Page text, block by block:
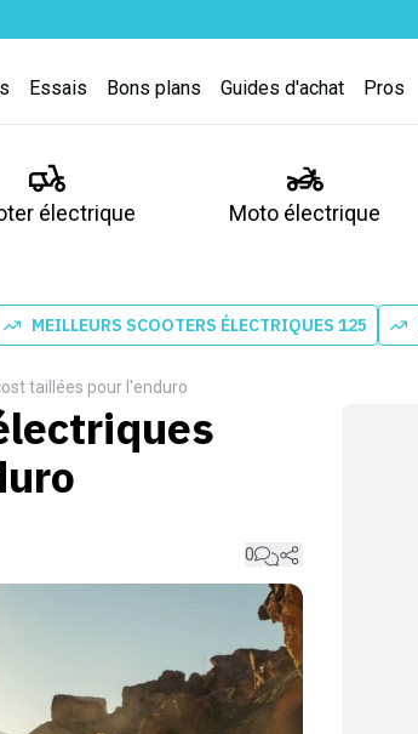
Essais Bons plans Guides d'achat Pros
électrique Moto électrique
MEILLEURS SCOOTERS ÉLECTRIQUES 125
taillées pour l'enduro
0